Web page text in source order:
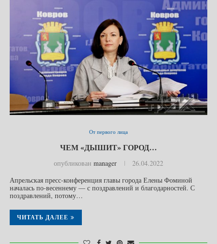
От первого лица
ЧЕМ «ДЫШИТ» ГОРОД…
опубликован manager
26.04.2022
Апрельская пресс-конференция главы города Елены Фоминой
началась по-весеннему — с поздравлений и благодарностей. С
поздравлений, потому…
ЧИТАТЬ ДАЛЕЕ